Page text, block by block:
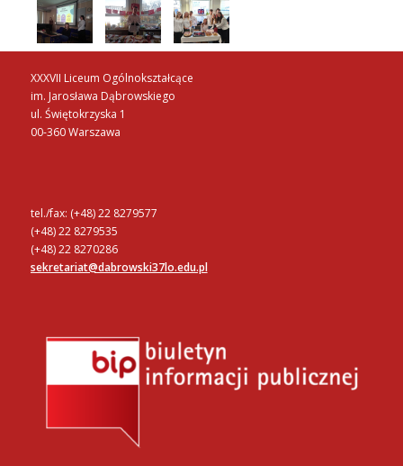
XXXVII Liceum Ogólnokształcące
im. Jarosława Dąbrowskiego
ul. Świętokrzyska 1
00-360 Warszawa
tel./fax: (+48) 22 8279577
(+48) 22 8279535
(+48) 22 8270286
sekretariat@dabrowski37lo.edu.pl